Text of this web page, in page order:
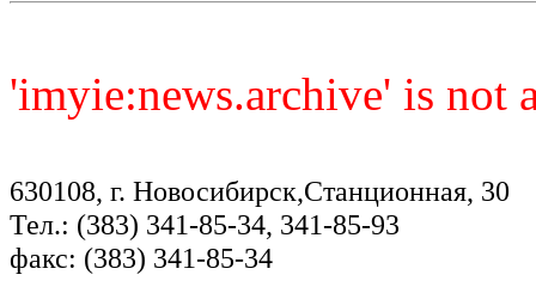
'imyie:news.archive' is not
630108, г. Новосибирск,Станционная, 30
Тел.: (383) 341-85-34, 341-85-93
факс: (383) 341-85-34